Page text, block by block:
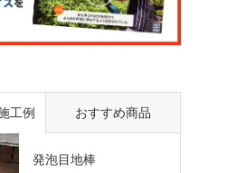
工例 おすすめ商品
発泡目地棒